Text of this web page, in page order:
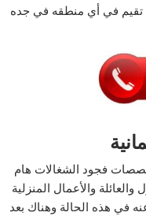
تقيم في أي منطقه في جده
فجود الشغالات هام
والأعمال المنزلية
في هذه الحالة وهناك بعد